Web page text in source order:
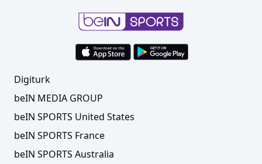
Digiturk
beIN MEDIA GROUP
beIN SPORTS United States
beIN SPORTS France
beIN SPORTS Australia